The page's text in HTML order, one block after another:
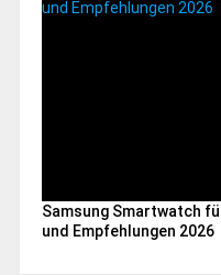
Samsung Smartwatch
und Empfehlungen 2026